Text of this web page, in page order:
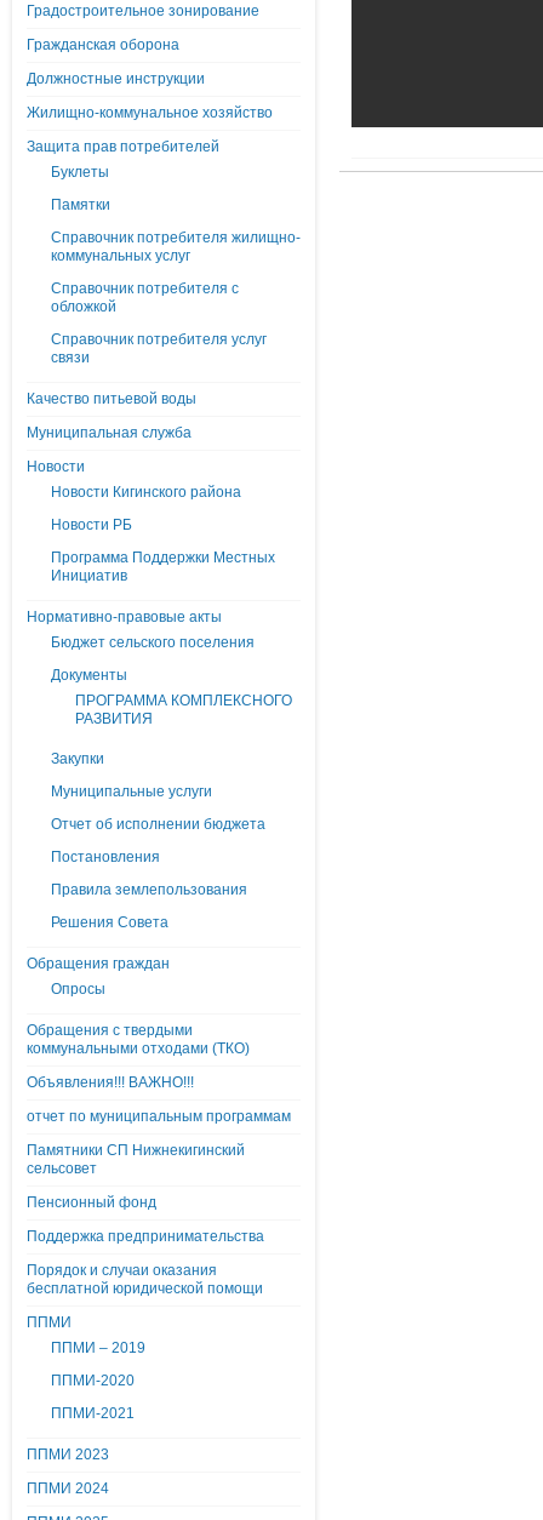
Градостроительное зонирование
Гражданская оборона
Должностные инструкции
Жилищно-коммунальное хозяйство
Защита прав потребителей
Буклеты
Памятки
Справочник потребителя жилищно-
коммунальных услуг
Справочник потребителя с
обложкой
Справочник потребителя услуг
связи
Качество питьевой воды
Муниципальная служба
Новости
Новости Кигинского района
Новости РБ
Программа Поддержки Местных
Инициатив
Нормативно-правовые акты
Бюджет сельского поселения
Документы
ПРОГРАММА КОМПЛЕКСНОГО
РАЗВИТИЯ
Закупки
Муниципальные услуги
Отчет об исполнении бюджета
Постановления
Правила землепользования
Решения Совета
Обращения граждан
Опросы
Обращения с твердыми
коммунальными отходами (ТКО)
Объявления!!! ВАЖНО!!!
отчет по муниципальным программам
Памятники СП Нижнекигинский
сельсовет
Пенсионный фонд
Поддержка предпринимательства
Порядок и случаи оказания
бесплатной юридической помощи
ППМИ
ППМИ – 2019
ППМИ-2020
ППМИ-2021
ППМИ 2023
ППМИ 2024